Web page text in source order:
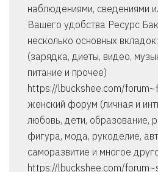
наблюдениями, сведениями
Вашего удобства Ресурс
несколько основных
(зарядка, диеты, видео,
питание и прочее)
https://lbuckshee.com/
женский форум (личная и
любовь, дети, образование,
фигура, мода, рукоделие,
саморазвитие и многое
https://lbuckshee.com/